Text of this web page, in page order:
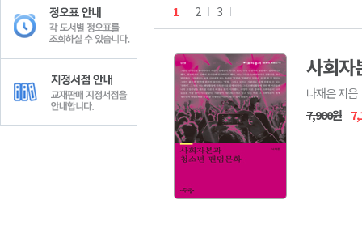
1
2 3
사회자
나재은 지음
7,900원